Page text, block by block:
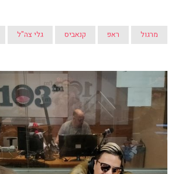
מרגול ראפ קנאביס גלי צה"ל